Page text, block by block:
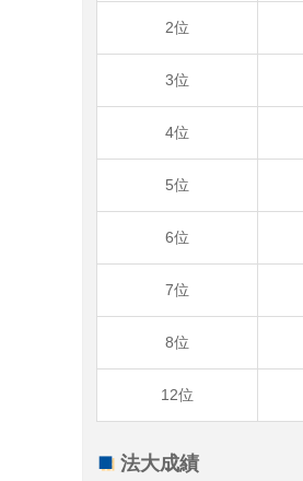
2位
3位
4位
5位
6位
7位
8位
12位
法大成績